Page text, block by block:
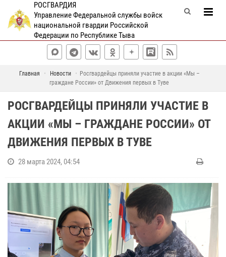
РОСГВАРДИЯ
Управление Федеральной службы войск
национальной гвардии Российской
Федерации по Республике Тыва
Главная Новости
Росгвардейцы приняли участие в акции «Мы –
граждане России» от Движения первых в Туве
РОСГВАРДЕЙЦЫ ПРИНЯЛИ УЧАСТИЕ В
АКЦИИ «МЫ – ГРАЖДАНЕ РОССИИ» ОТ
ДВИЖЕНИЯ ПЕРВЫХ В ТУВЕ
28 марта 2024, 04:54